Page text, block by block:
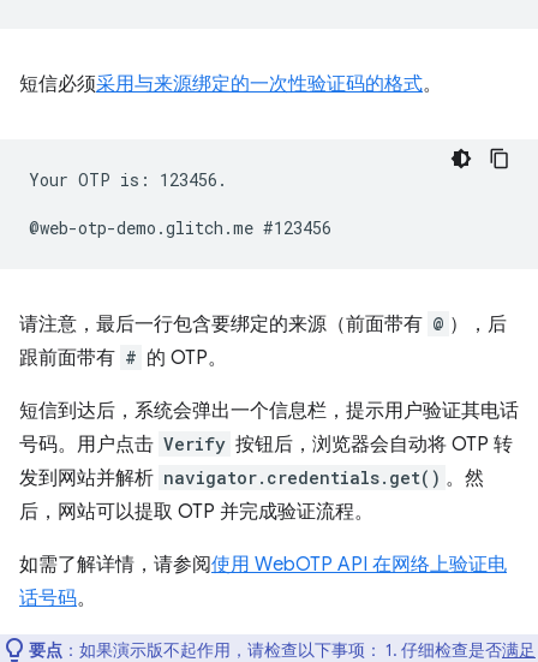
短信必须采用与来源绑定的一次性验证码的格式。
Your OTP is: 123456.
请注意，最后一行包含要绑定的来源（前面带有 @ ），后
跟前面带有 # 的 OTP。
短信到达后，系统会弹出一个信息栏，提示用户验证其电话
号码。用户点击 Verify 按钮后，浏览器会自动将 OTP 转
发到网站并解析 navigator.credentials.get() 。然
后，网站可以提取 OTP 并完成验证流程。
如需了解详情，请参阅使用 WebOTP API 在网络上验证电
话号码。
要点 ：如果演示版不起作用，请检查以下事项： 1. 仔细检查是否满足